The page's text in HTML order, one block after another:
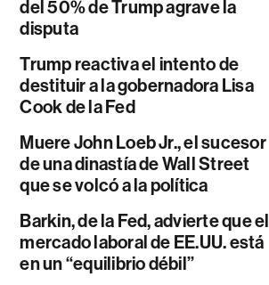
del 50% de Trump agrave la
disputa
Trump reactiva el intento de
destituir a la gobernadora Lisa
Cook de la Fed
Muere John Loeb Jr., el sucesor
de una dinastía de Wall Street
que se volcó a la política
Barkin, de la Fed, advierte que el
mercado laboral de EE.UU. está
en un “equilibrio débil”